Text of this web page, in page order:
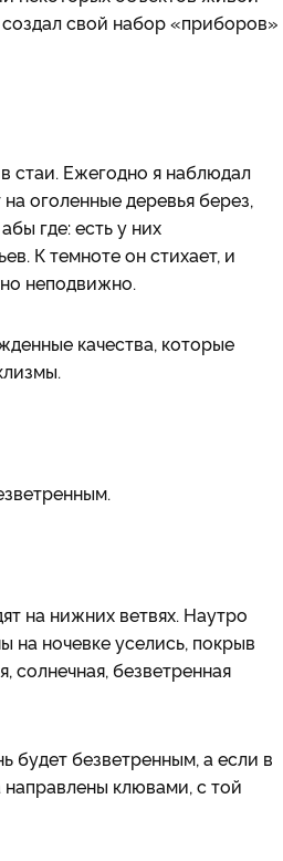
свой набор «приборов»
стаи. Ежегодно я наблюдал
оголенные деревья берез,
где: есть у них
К темноте он стихает, и
неподвижно.
качества, которые
на нижних ветвях. Наутро
на ночевке уселись, покрыв
солнечная, безветренная
будет безветренным, а если в
клювами, с той